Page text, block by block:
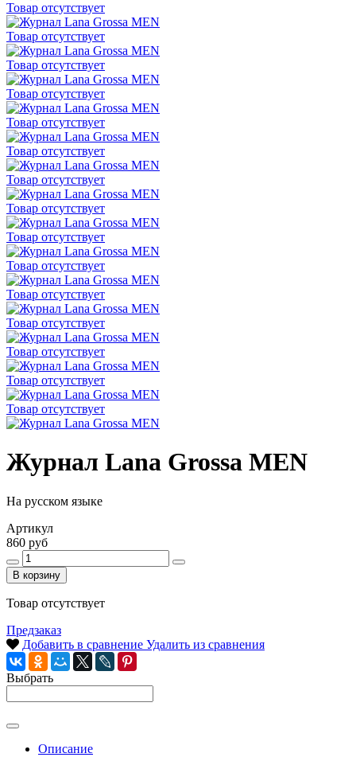
Товар отсутствует
Товар отсутствует
Товар отсутствует
Товар отсутствует
Товар отсутствует
Товар отсутствует
Товар отсутствует
Товар отсутствует
Товар отсутствует
Товар отсутствует
Товар отсутствует
Товар отсутствует
Товар отсутствует
Товар отсутствует
Товар отсутствует
Журнал Lana Grossa MEN
На русском языке
Артикул
860 руб
В корзину
Товар отсутствует
Предзаказ
Добавить в сравнение Удалить из сравнения
Выбрать
Описание